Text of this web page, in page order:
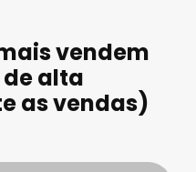
vendem
alta
as vendas)